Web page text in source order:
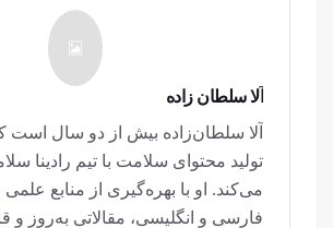
آلا سلطان زاده
آلا سلطان‌زاده بیش از دو سال است
تولید محتوای سلامت با تیم رادینا
می‌کند. او با بهره‌گیری از منابع علمی
فارسی و انگلیسی، مقالاتی به‌روز و